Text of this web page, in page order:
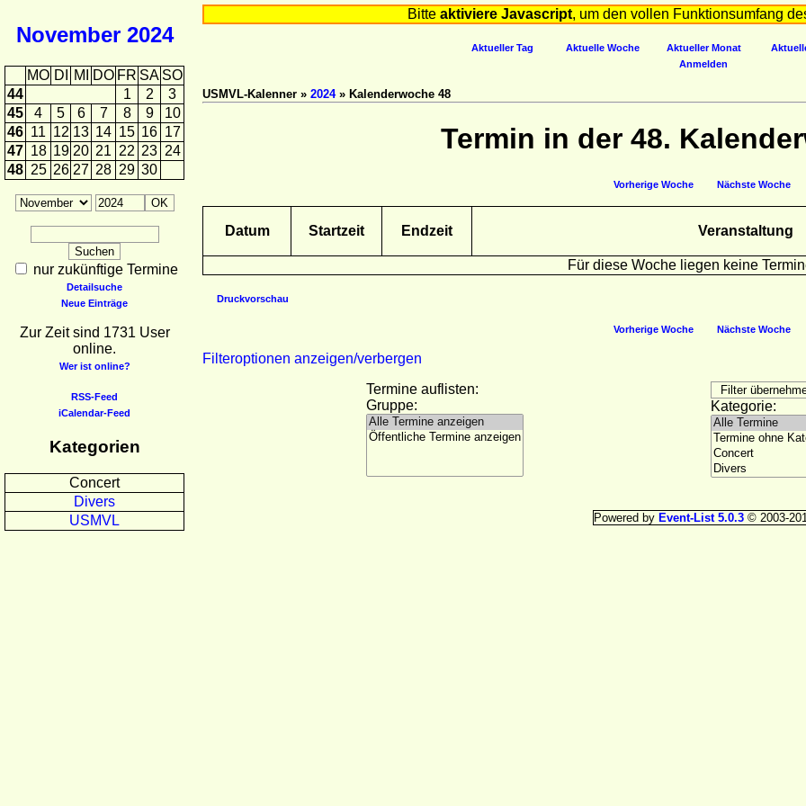
November 2024
MO DI MI DO FR SA SO
44
1 2
3
45
4 5 6 7 8 9
10
46 11 12 13 14 15 16 17
47 18 19 20 21 22 23 24
48 25 26 27 28 29 30
nur zukünftige Termine
Detailsuche
Neue Einträge
Zur Zeit sind 1731 User
online.
Wer ist online?
RSS-Feed
iCalendar-Feed
Kategorien
Concert
Divers
USMVL
Bitte aktiviere Javascript, um den vollen Funktionsumfang
Aktueller Tag Aktuelle Woche Aktueller Monat
Anmelden
USMVL-Kalenner » 2024» Kalenderwoche 48
Termin in der 48.
Vorherige Woche Nächste Woche
Datum Startzeit Endzeit Veranstaltung
Für diese Woche liegen keine
Druckvorschau
Vorherige Woche Nächste Woche
Filteroptionen anzeigen/verbergen
Termine auflisten:
Gruppe:
Kategorie:
Powered by Event-List 5.0.3© 2003-